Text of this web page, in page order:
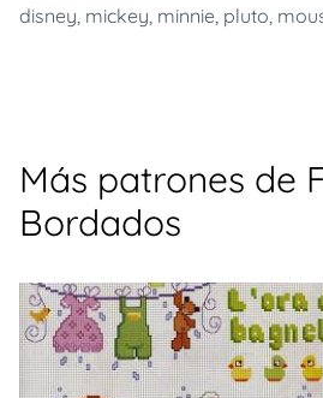
disney, mickey, minnie, pluto,
Más patrones de
Bordados